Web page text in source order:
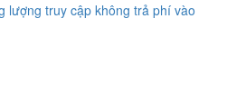
lượng truy cập không trả phí vào